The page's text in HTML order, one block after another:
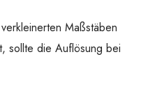
Maßstäben
sollte die Auflösung bei